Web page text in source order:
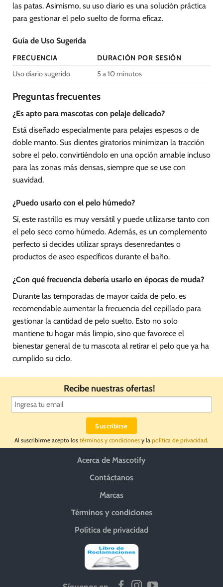
las patas. Asimismo, su uso diario es una solución práctica
para gestionar el pelo suelto de forma eficaz.
Guía de Uso Sugerida
FRECUENCIA
DURACIÓN POR SESIÓN
Uso diario sugerido
5 a 10 minutos
Preguntas frecuentes
¿Es apto para mascotas con pelaje delicado?
Está diseñado especialmente para pelajes espesos o de
doble manto. Sus dientes giratorios minimizan la tracción
sobre el pelo, convirtiéndolo en una opción amable incluso
para las zonas más densas, siempre que se use con
suavidad.
¿Puedo usarlo con el pelo húmedo?
Sí, este rastrillo es muy versátil y puede utilizarse tanto con
el pelo seco como húmedo. Además, es un complemento
perfecto si decides utilizar sprays desenredantes o
productos de aseo específicos durante el baño.
¿Con qué frecuencia debería usarlo en épocas de muda?
Durante las temporadas de mayor caída de pelo, es
recomendable aumentar la frecuencia del cepillado para
gestionar la cantidad de pelo suelto. Esto no solo
mantiene tu hogar más limpio, sino que favorece el
bienestar general de tu mascota al retirar el pelo que ya ha
cumplido su ciclo.
Recibe nuestras ofertas!
Al suscribirme acepto los términos y condiciones y la política de privacidad.
Acerca de Mascotify
Contáctanos
Marcas
Términos y condiciones
Política de privacidad